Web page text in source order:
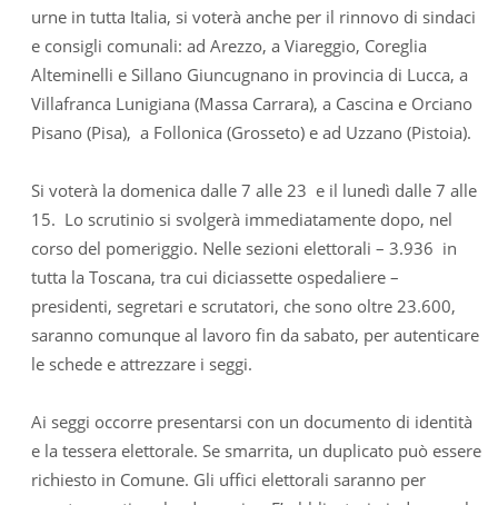
urne in tutta Italia, si voterà anche per il rinnovo di sindaci
e consigli comunali: ad Arezzo, a Viareggio, Coreglia
Alteminelli e Sillano Giuncugnano in provincia di Lucca, a
Villafranca Lunigiana (Massa Carrara), a Cascina e Orciano
Pisano (Pisa), a Follonica (Grosseto) e ad Uzzano (Pistoia).
Si voterà la domenica dalle 7 alle 23 e il lunedì dalle 7 alle
15. Lo scrutinio si svolgerà immediatamente dopo, nel
corso del pomeriggio. Nelle sezioni elettorali – 3.936 in
tutta la Toscana, tra cui diciassette ospedaliere –
presidenti, segretari e scrutatori, che sono oltre 23.600,
saranno comunque al lavoro fin da sabato, per autenticare
le schede e attrezzare i seggi.
Ai seggi occorre presentarsi con un documento di identità
e la tessera elettorale. Se smarrita, un duplicato può essere
richiesto in Comune. Gli uffici elettorali saranno per